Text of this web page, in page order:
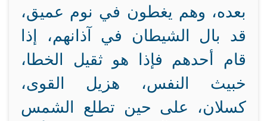
بعده، وهم يغطون في نوم عميق،
قد بال الشيطان في آذانهم، إذا
قام أحدهم فإذا هو ثقيل الخطا،
خبيث النفس، هزيل القوى،
كسلان، على حين تطلع الشمس